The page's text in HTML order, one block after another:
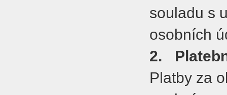
souladu s
osobních
2.
Platby za